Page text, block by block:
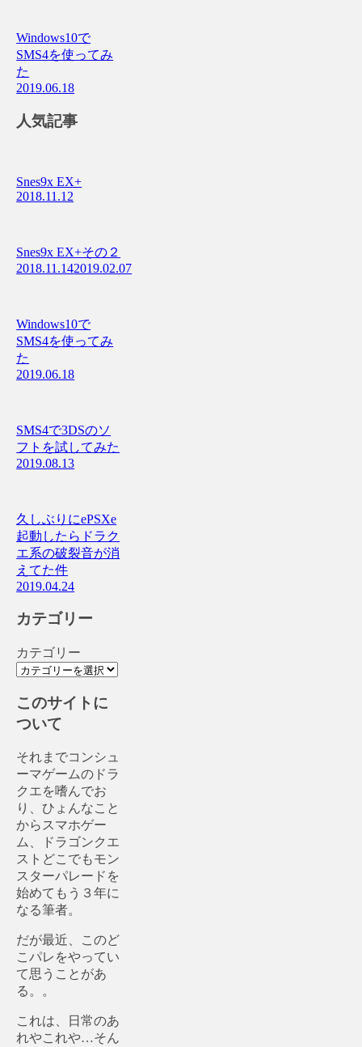
Windows10で
SMS4を使ってみ
た
2019.06.18
人気記事
Snes9x EX+
2018.11.12
Snes9x EX+その２
2018.11.142019.02.07
Windows10で
SMS4を使ってみ
た
2019.06.18
SMS4で3DSのソ
フトを試してみた
2019.08.13
久しぶりにePSXe
起動したらドラク
エ系の破裂音が消
えてた件
2019.04.24
カテゴリー
カテゴリー
このサイトに
ついて
それまでコンシュ
ーマゲームのドラ
クエを嗜んでお
り、ひょんなこと
からスマホゲー
ム、ドラゴンクエ
ストどこでもモン
スターパレードを
始めてもう３年に
なる筆者。
だが最近、このど
こパレをやってい
て思うことがあ
る。。
これは、日常のあ
れやこれや…そん